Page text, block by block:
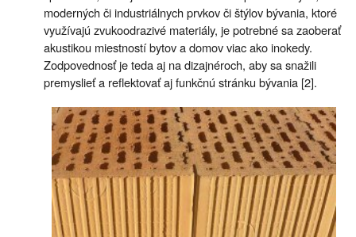
moderných či industriálnych prvkov či štýlov bývania, ktoré
využívajú zvukoodrazivé materiály, je potrebné sa zaoberať
akustikou miestností bytov a domov viac ako inokedy.
Zodpovednosť je teda aj na dizajnéroch, aby sa snažili
premyslieť a reflektovať aj funkčnú stránku bývania [2].